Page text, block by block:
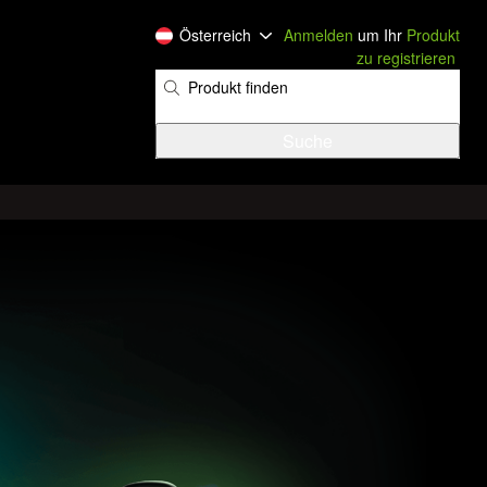
Österreich Anmelden um Ihr Produkt
zu registrieren